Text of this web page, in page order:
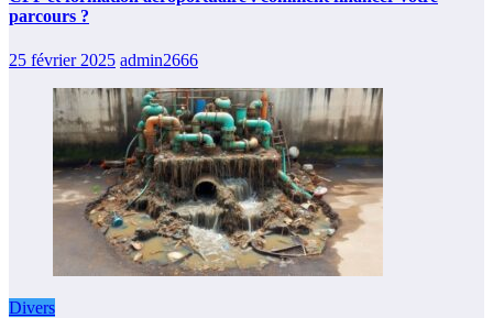
parcours ?
25 février 2025 admin2666
Divers